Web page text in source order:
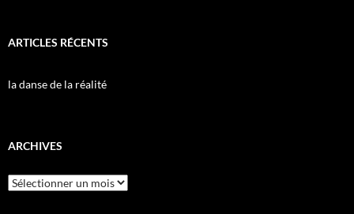
ARTICLES RÉCENTS
la danse de la réalité
ARCHIVES
Archives